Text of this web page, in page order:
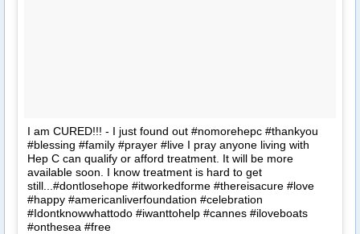
I am CURED!!! - I just found out #nomorehepc #thankyou
#blessing #family #prayer #live I pray anyone living with
Hep C can qualify or afford treatment. It will be more
available soon. I know treatment is hard to get
still...#dontlosehope #itworkedforme #thereisacure #love
#happy #americanliverfoundation #celebration
#Idontknowwhattodo #iwanttohelp #cannes #iloveboats
#onthesea #free